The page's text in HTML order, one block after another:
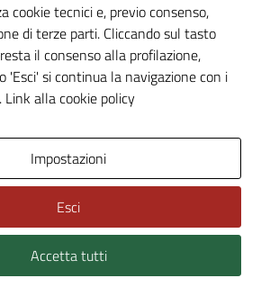
del sito
s.r.l.
cookie tecnici e, previo consenso,
di terze parti. Cliccando sul tasto
il consenso alla profilazione,
'Esci' si continua la navigazione con i
Link alla cookie policy
Impostazioni
Esci
Accetta tutti